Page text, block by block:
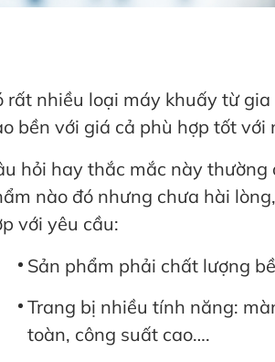
rất nhiều loại máy khuấy từ
bền với giá cả phù hợp tốt với
hỏi hay thắc mắc này
nào đó nhưng chưa hài
với yêu cầu:
Sản phẩm phải chất lượng
Trang bị nhiều tính năng:
toàn, công suất cao….